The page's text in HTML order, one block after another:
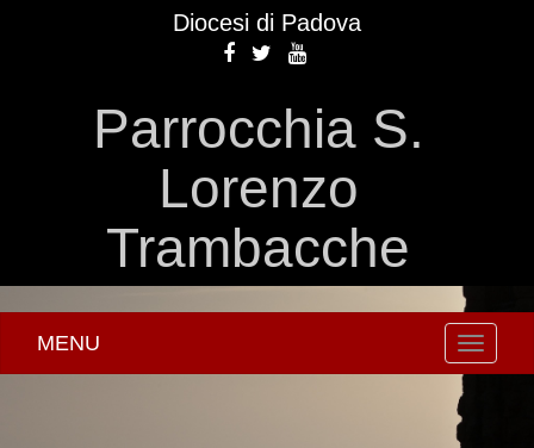
Diocesi di Padova
Parrocchia S.
Lorenzo
Trambacche
MENU